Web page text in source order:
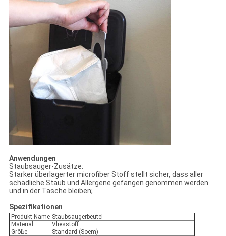
Anwendungen
Staubsauger-Zusätze:
Starker überlagerter microfiber Stoff stellt sicher, dass aller
schädliche Staub und Allergene gefangen genommen werden
und in der Tasche bleiben;
Spezifikationen
Produkt-Name Staubsaugerbeutel
Material
Vliesstoff
Größe
Standard (Soem)